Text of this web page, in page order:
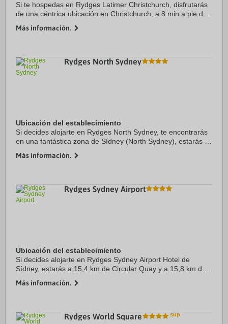
Si te hospedas en Rydges Latimer Christchurch, disfrutarás
de una céntrica ubicación en Christchurch, a 8 min a pie de
12 min de Riverside Market. ...
Más información.
Rydges North Sydney
Ubicación del establecimiento
Si decides alojarte en Rydges North Sydney, te encontrarás
en una fantástica zona de Sídney (North Sydney), estarás a
min de Circular Quay. ...
Más información.
Rydges Sydney Airport
Ubicación del establecimiento
Si decides alojarte en Rydges Sydney Airport Hotel de
Sídney, estarás a 15,4 km de Circular Quay y a 15,8 km de
de Puente de la bahía de Sídney y a ...
Más información.
Rydges World Square